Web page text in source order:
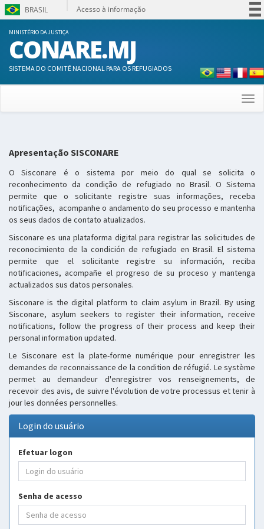
BRASIL
Acesso à informação
Canais
MINISTÉRIO DA JUSTIÇA
CONARE.MJ
SISTEMA DO COMITÊ NACIONAL PARA OS REFUGIADOS
Apresentação SISCONARE
O Sisconare é o sistema por meio do qual se solicita o
reconhecimento da condição de refugiado no Brasil. O Sistema
permite que o solicitante registre suas informações, receba
notificações, acompanhe o andamento do seu processo e mantenha
os seus dados de contato atualizados.
Sisconare es una plataforma digital para registrar las solicitudes de
reconocimiento de la condición de refugiado en Brasil. El sistema
permite que el solicitante registre su información, reciba
notificaciones, acompañe el progreso de su proceso y mantenga
actualizados sus datos personales.
Sisconare is the digital platform to claim asylum in Brazil. By using
Sisconare, asylum seekers to register their information, receive
notifications, follow the progress of their process and keep their
personal information updated.
Le Sisconare est la plate-forme numérique pour enregistrer les
demandes de reconnaissance de la condition de réfugié. Le système
permet au demandeur d'enregistrer vos renseignements, de
recevoir des avis, de suivre l'évolution de votre processus et tenir à
jour les données personnelles.
Login do usuário
Efetuar logon
Senha de acesso